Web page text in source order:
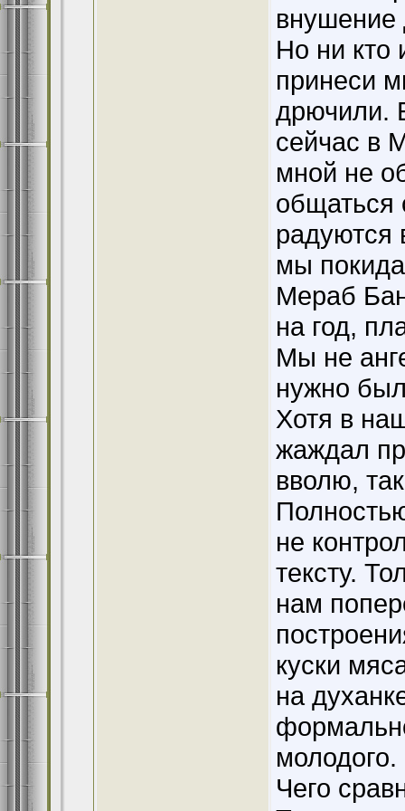
внушение
Но ни кто
принеси
дрючили.
сейчас в
мной не
общаться
радуются
мы
Мераб
на год,
Мы не
нужно
Хотя в
жаждал
вволю,
не
тексту.
нам
куски
на
молодого.
Чего